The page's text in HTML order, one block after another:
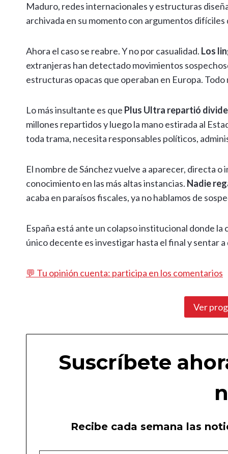
Maduro, redes internacionales y estructuras
archivada en su momento con argumentos difíciles
Ahora el caso se reabre. Y no por casualidad. Los
extranjeras han detectado movimientos
estructuras opacas que operaban en Europa.
Lo más insultante es que Plus Ultra repartió
millones repartidos y luego la mano estirada al
toda trama, necesita responsables políticos,
El nombre de Sánchez vuelve a aparecer, directa
conocimiento en las más altas instancias. Nadie
acaba en paraísos fiscales, ya no hablamos de
España está ante un colapso institucional donde la
único decente es investigar hasta el final y sentar
💬 Tu opinión cuenta: participa en los comentarios
Ver
Suscríbete
Recibe cada semana las